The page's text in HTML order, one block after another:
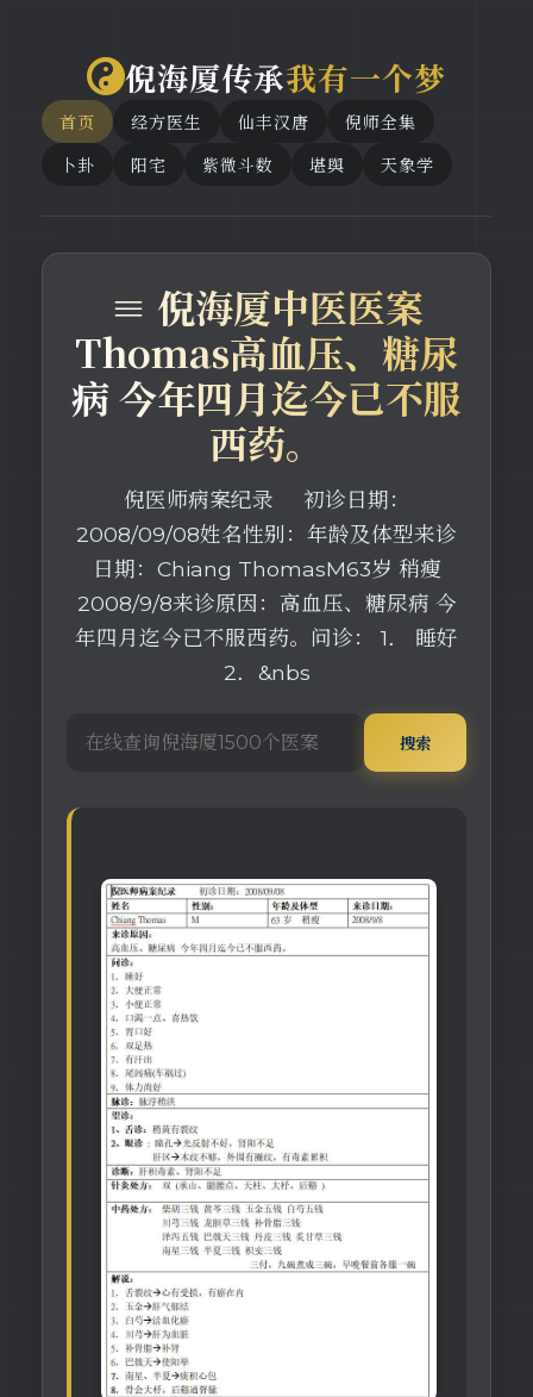
倪海厦传承我有一个梦
首页 经方医生 仙丰汉唐
倪师全集
卜卦
阳宅 紫微斗数 堪舆 天象学
≡ 倪海厦中医医案
Thomas高血压、糖尿
病 今年四月迄今已不服
西药。
倪医师病案纪录 初诊日期：
2008/09/08姓名性别：年龄及体型来诊
日期：Chiang ThomasM63岁 稍瘦
2008/9/8来诊原因：高血压、糖尿病 今
年四月迄今已不服西药。问诊： 1． 睡好
2．&nbs
搜索